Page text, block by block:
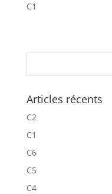
C1
Articles récents
C2
C1
C6
C5
C4